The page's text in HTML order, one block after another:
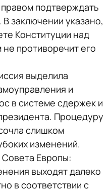
подтверждать
В заключении указано,
Конституции над
противоречит его
выделила
и
в системе сдержек и
Процедуру
слишком
изменений.
Европы:
выходят далеко
в соответствии с